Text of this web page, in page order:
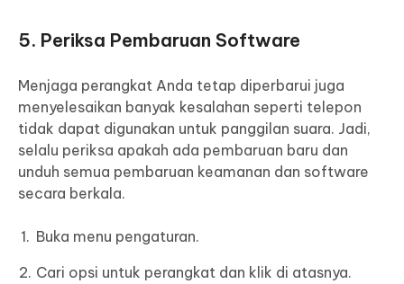
5. Periksa Pembaruan Software
Menjaga perangkat Anda tetap diperbarui juga
menyelesaikan banyak kesalahan seperti telepon
tidak dapat digunakan untuk panggilan suara. Jadi,
selalu periksa apakah ada pembaruan baru dan
unduh semua pembaruan keamanan dan software
secara berkala.
Buka menu pengaturan.
Cari opsi untuk perangkat dan klik di atasnya.